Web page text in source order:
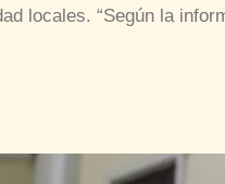
locales. “Según la